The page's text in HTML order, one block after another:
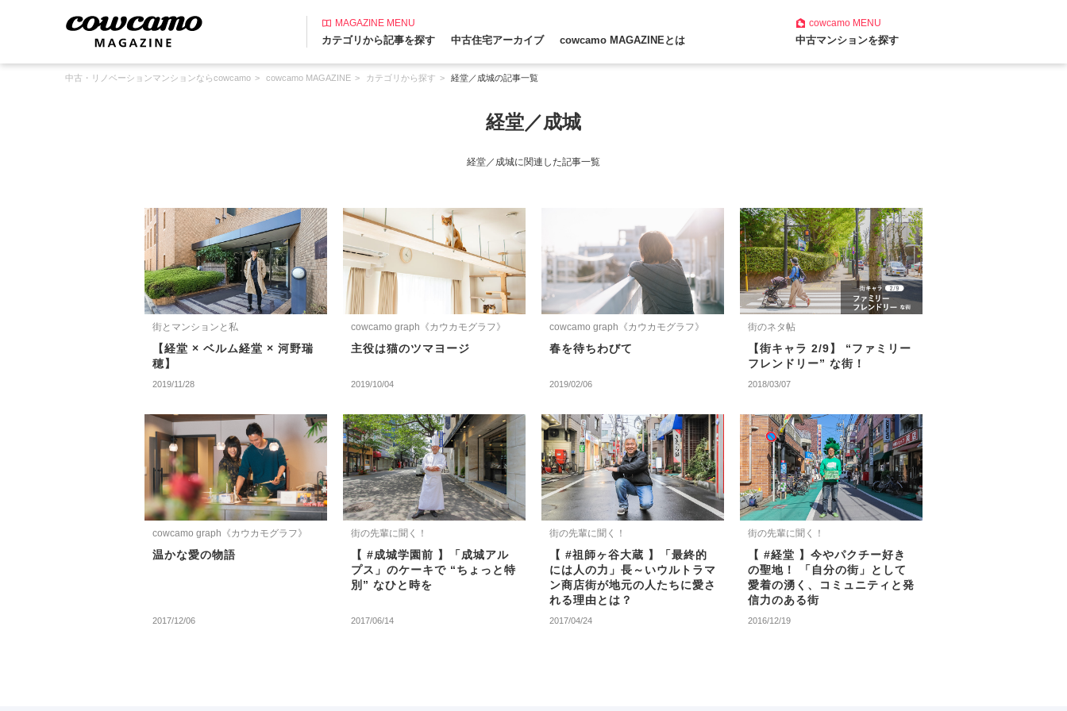
MAGAZINE MENU
カテゴリから記事を探す 中古住宅アーカイブ cowcamo MAGAZINEとは
cowcamoMENU
中古マンションを探す
中古・リノベーションマンションならcowcamo cowcamo MAGAZINE カテゴリから探す 経堂／成城の記事一覧
経堂／成城
経堂／成城に関連した記事一覧
街とマンションと私
【経堂 × ベルム経堂 × 河野瑞
穂】
2019/11/28
cowcamo graph《カウカモグラフ》
主役は猫のツマヨージ
2019/10/04
cowcamo graph《カウカモグラフ》
春を待ちわびて
2019/02/06
街のネタ帖
【街キャラ 2/9】 “ファミリー
フレンドリー” な街！
2018/03/07
cowcamo graph《カウカモグラフ》
温かな愛の物語
2017/12/06
街の先輩に聞く！
【 #成城学園前 】「成城アル
プス」のケーキで “ちょっと特
別” なひと時を
2017/06/14
街の先輩に聞く！
【 #祖師ヶ谷大蔵 】「最終的
には人の力」長～いウルトラマ
ン商店街が地元の人たちに愛さ
れる理由とは？
2017/04/24
街の先輩に聞く！
【 #経堂 】今やパクチー好き
の聖地！ 「自分の街」として
愛着の湧く、コミュニティと発
信力のある街
2016/12/19